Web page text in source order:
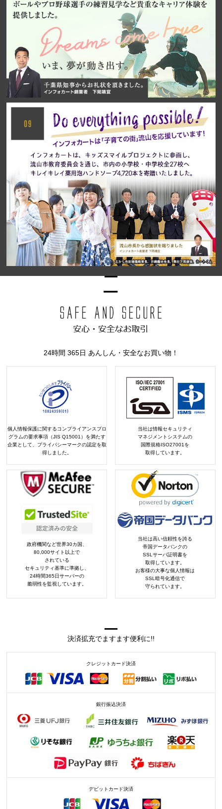
24時間 365日 あんしん・安全なお買い物！
個人情報保護に関するコンプライアンスプロ
グラムの要求事項（JIS Q15001）を満たす
企業として、プライバシーマークの認定を取
得しました。
当社は情報セキュリティ
マネジメントシステムの
国際規格ISO27001を
取得しています。
政府機関など世界30カ国、
80,000サイト以上で
されている
セキュリティ基準に準拠し、
24時間365日サーバーの
脆弱性を監視しています。
当社は高い信頼性を誇る
帝国データバンクの
SSLサーバ証明書を
取得しています。
お客様の大事な個人情報は
SSL暗号化通信で
守られています。
決済拡充でますます便利に!!
クレジットカード決済
銀行振込決済
デビットカード決済